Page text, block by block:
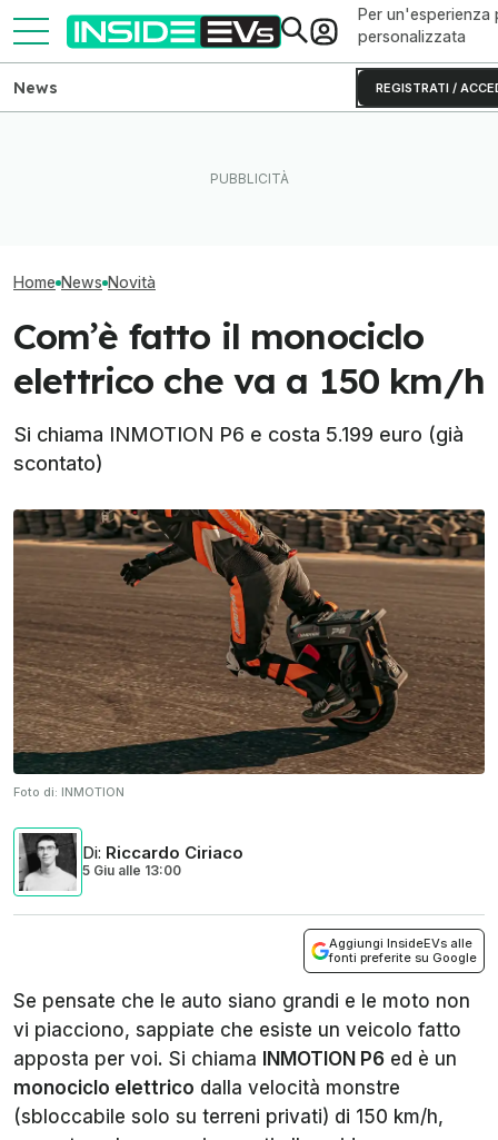
Per un'esperienza
personalizzata
REGISTRATI /
News
Home News Novità
Com’è fatto il monociclo
elettrico che va a 150 km/h
Si chiama INMOTION P6 e costa 5.199 euro (già
scontato)
Foto di: INMOTION
Di: Riccardo Ciriaco
5 Giu alle 13:00
Aggiungi InsideEVs alle
fonti preferite su Google
Se pensate che le auto siano grandi e le moto non
vi piacciono, sappiate che esiste un veicolo fatto
apposta per voi. Si chiama
INMOTION P6 ed è un
monociclo elettrico dalla velocità monstre
(sbloccabile solo su terreni privati) di 150 km/h,